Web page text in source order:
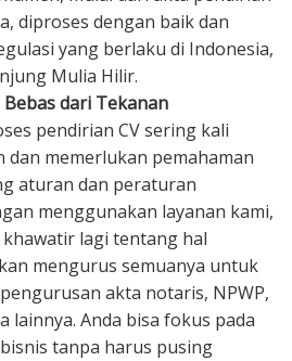
diproses dengan baik dan
yang berlaku di Indonesia,
Mulia Hilir.
dari Tekanan
pendirian CV sering kali
dan memerlukan pemahaman
aturan dan peraturan
menggunakan layanan kami,
lagi tentang hal
mengurus semuanya untuk
akta notaris, NPWP,
lainnya. Anda bisa fokus pada
tanpa harus pusing